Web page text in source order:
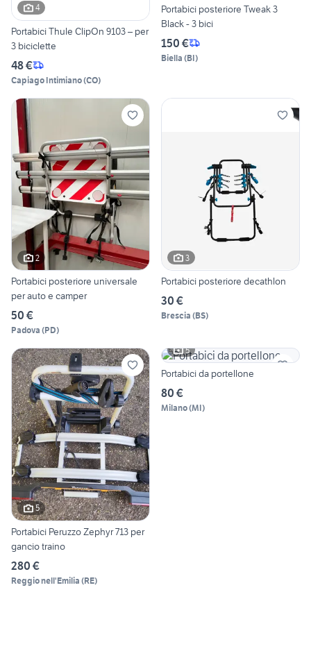
4
Portabici Thule ClipOn 9103 – per
3 biciclette
48 €
Capiago Intimiano(CO)
Portabici posteriore Tweak 3
Black - 3 bici
150 €
Biella (BI)
2
Portabici posteriore universale
per auto e camper
50 €
Padova (PD)
3
Portabici posteriore decathlon
30 €
Brescia (BS)
5
Portabici Peruzzo Zephyr 713 per
gancio traino
280 €
Reggio nell'Emilia (RE)
5
Portabici da portellone
80 €
Milano(MI)